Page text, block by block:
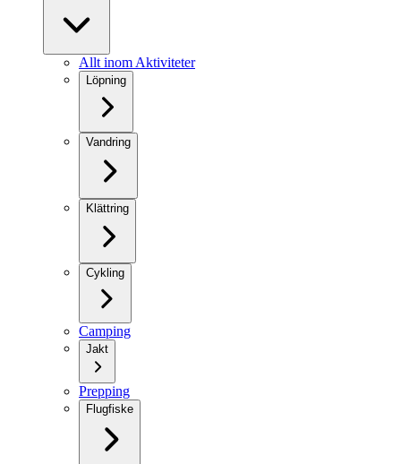
Allt inom Aktiviteter
Löpning
Vandring
Klättring
Cykling
Camping
Jakt
Prepping
Flugfiske